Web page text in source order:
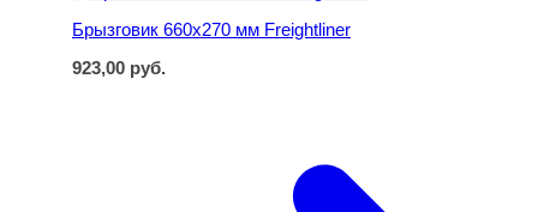
Брызговик 660х270 мм Freightliner
923,00 руб.